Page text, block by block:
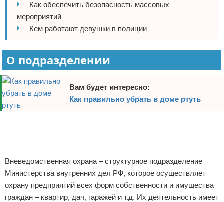
Ремонт квартиры
Ванная
Домашний быт
Коммунальные услуги
Сантехника
Безопасность
Условия предоставления информации
Отказ от ответственности
Как обеспечить безопасность массовых
мероприятий
Кем работают девушки в полиции
О подразделении
Вам будет интересно:
Как правильно убрать в доме ртуть
Вневедомственная охрана – структурное подразделение
Министерства внутренних дел РФ, которое осуществляет
охрану предприятий всех форм собственности и имущества
граждан – квартир, дач, гаражей и т.д. Их деятельность имеет